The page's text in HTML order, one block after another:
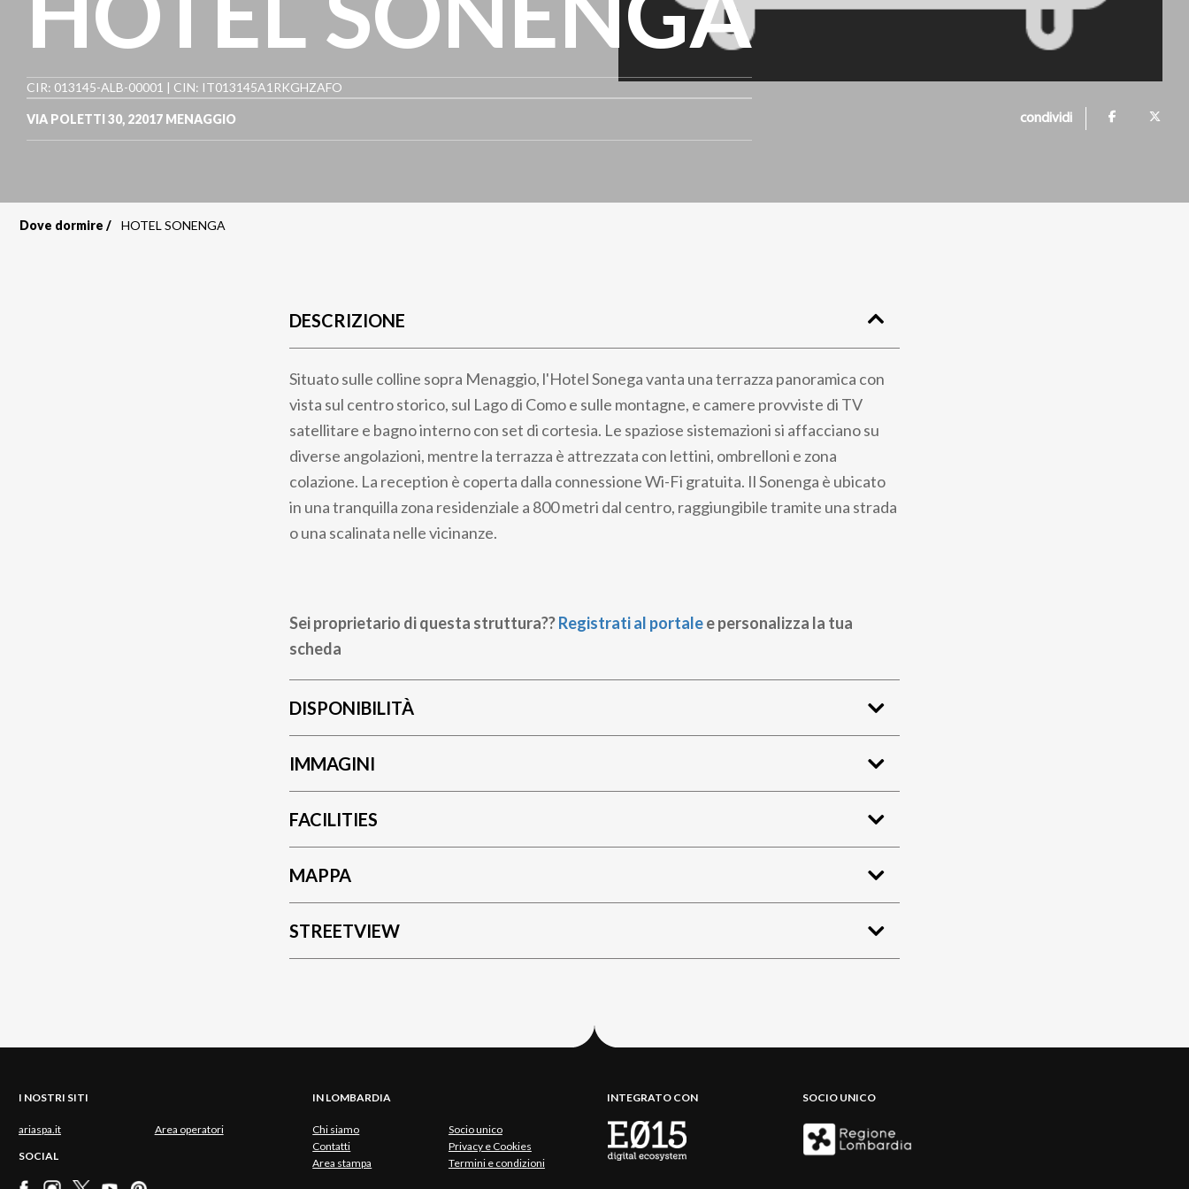
CIR: 013145-ALB-00001 | CIN: IT013145A1RKGHZAFO
VIA POLETTI 30, 22017 MENAGGIO condividi
Dove dormire HOTEL SONENGA
DESCRIZIONE
Situato sulle colline sopra Menaggio, l'Hotel Sonega vanta una terrazza panoramica con
vista sul centro storico, sul Lago di Como e sulle montagne, e camere provviste di TV
satellitare e bagno interno con set di cortesia. Le spaziose sistemazioni si affacciano su
diverse angolazioni, mentre la terrazza è attrezzata con lettini, ombrelloni e zona
colazione. La reception è coperta dalla connessione Wi-Fi gratuita. Il Sonenga è ubicato
in una tranquilla zona residenziale a 800 metri dal centro, raggiungibile tramite una strada
o una scalinata nelle vicinanze.
Sei proprietario di questa struttura??Registrati al portalee personalizza la tua
scheda
DISPONIBILITÀ
IMMAGINI
FACILITIES
MAPPA
STREETVIEW
I NOSTRI SITI
ariaspa.it Area operatori
SOCIAL
IN LOMBARDIA
Chi siamo
Socio unico
Contatti
Privacy e Cookies
Area stampa
Termini e condizioni
INTEGRATO CON SOCIO UNICO